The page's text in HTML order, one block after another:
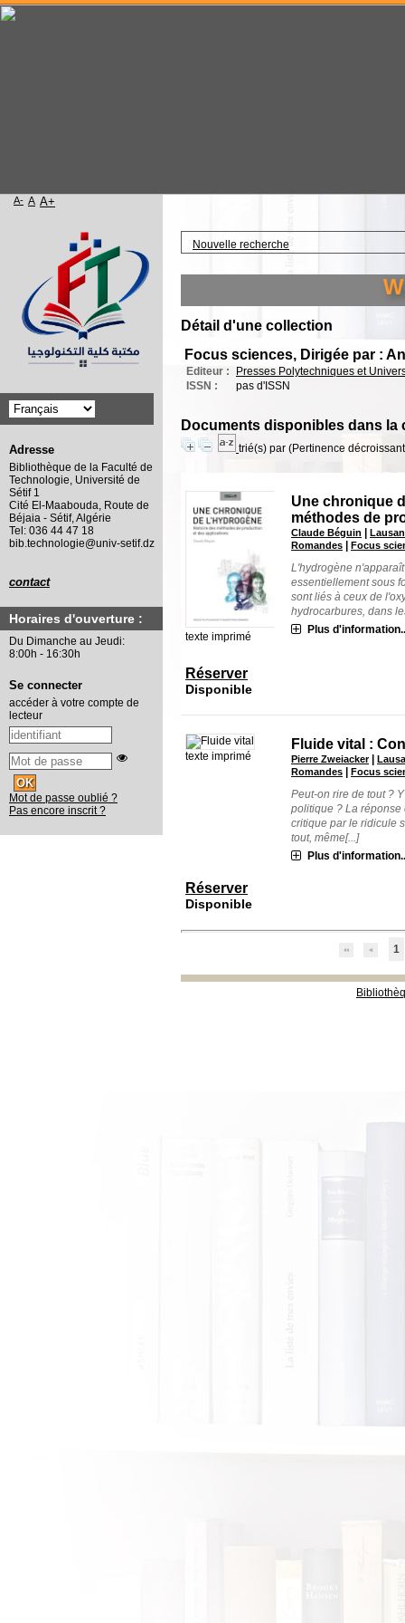
Nouvelle recherche
Détail d'une collection
Focus sciences, Dirigée par :
Editeur :
Presses Polytechniques et
ISSN :
pas d'ISSN
Documents disponibles dans la
trié(s) par (Pertinence
texte imprimé
Une chronique
méthodes de
Claude Béguin |
Romandes |Focus
L'hydrogène
essentiellement sous
sont liés à ceux de
hydrocarbures, dans
Plus
Réserver
Disponible
texte imprimé
Fluide vital :
Pierre Zweiacker |
Romandes |Focus
Peut-on rire de tout ?
politique ? La réponse
critique par le ridicule
tout, même[...]
Plus
Réserver
Disponible
1
Accueil
A- A A+
Adresse
Bibliothèque de la Faculté de
Technologie, Université de
Sétif 1
Cité El-Maabouda, Route de
Béjaia - Sétif, Algérie
Tel: 036 44 47 18
bib.technologie@univ-setif.dz
contact
Horaires d'ouverture :
Du Dimanche au Jeudi:
8:00h - 16:30h
Se connecter
accéder à votre compte de
lecteur
Mot de passe oublié ?
Pas encore inscrit ?